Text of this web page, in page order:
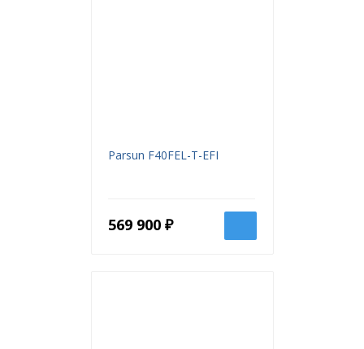
Parsun F40FEL-T-EFI
569 900 ₽